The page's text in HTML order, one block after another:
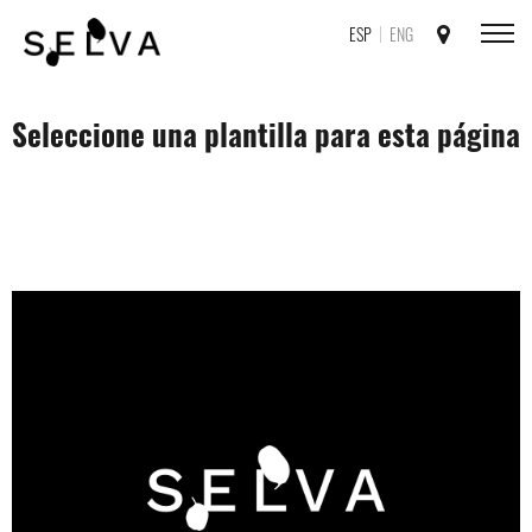
ESP ENG
Seleccione una plantilla para esta página